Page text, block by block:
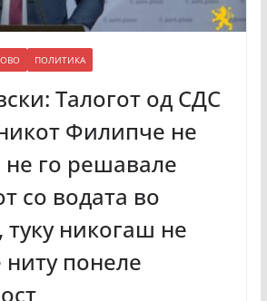
ПОЛИТИКА
Талогот од СДС
Филипче не
го решавале
со водата во
туку никогаш не
понеле